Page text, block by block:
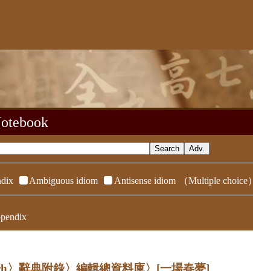
Ambiguous idiom Antisense idiom （Multiple choice）
〉辭典附錄〉編輯總資料庫〉 [一場春夢]